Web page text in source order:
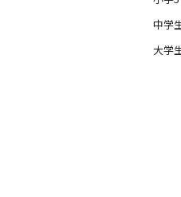
中学
大学